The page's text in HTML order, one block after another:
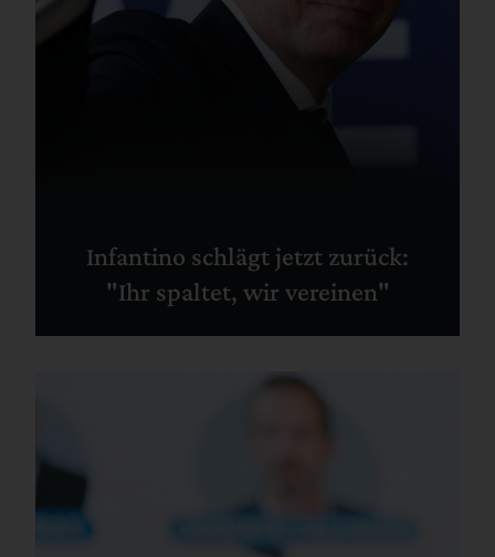
Infantino schlägt jetzt zurück:
"Ihr spaltet, wir vereinen"